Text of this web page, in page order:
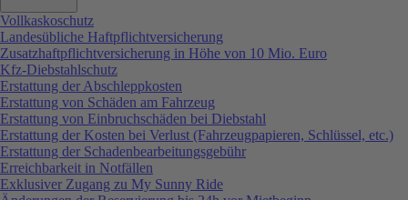
Vollkaskoschutz
Landesübliche Haftpflichtversicherung
Zusatzhaftpflichtversicherung in Höhe von 10 Mio. Euro
Kfz-Diebstahlschutz
Erstattung der Abschleppkosten
Erstattung von Schäden am Fahrzeug
Erstattung von Einbruchschäden bei Diebstahl
Erstattung der Kosten bei Verlust (Fahrzeugpapieren, Schlüssel, etc.)
Erstattung der Schadenbearbeitungsgebühr
Erreichbarkeit in Notfällen
Exklusiver Zugang zu My Sunny Ride